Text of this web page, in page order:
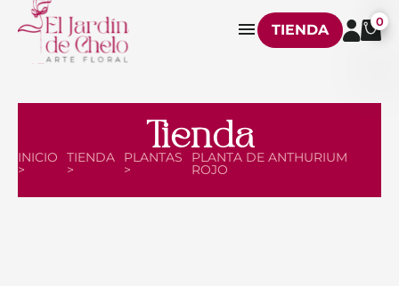
TIENDA 0
Tienda
INICIO
>
TIENDA
>
PLANTAS
>
PLANTA DE ANTHURIUM
ROJO